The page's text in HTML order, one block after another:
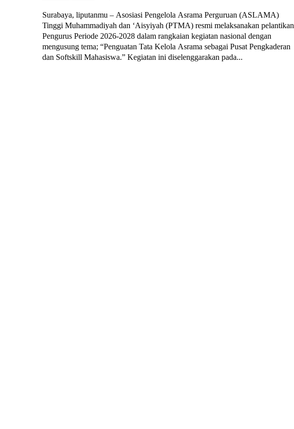
Surabaya, liputanmu – ‎Asosiasi Pengelola Asrama Perguruan (ASLAMA)
Tinggi Muhammadiyah dan ‘Aisyiyah (PTMA) resmi melaksanakan pelantikan
Pengurus Periode 2026-2028 dalam rangkaian kegiatan nasional dengan
mengusung tema; “Penguatan Tata Kelola Asrama sebagai Pusat Pengkaderan
dan Softskill Mahasiswa.” Kegiatan ini diselenggarakan pada...